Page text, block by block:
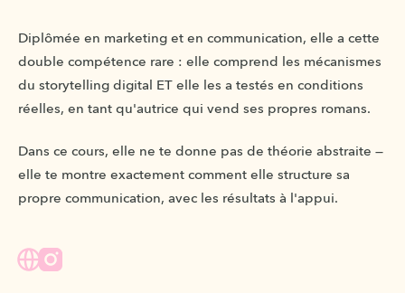
Diplômée en marketing et en communication, elle a cette
double compétence rare : elle comprend les mécanismes
du storytelling digital ET elle les a testés en conditions
réelles, en tant qu'autrice qui vend ses propres romans.
Dans ce cours, elle ne te donne pas de théorie abstraite —
elle te montre exactement comment elle structure sa
propre communication, avec les résultats à l'appui.
Website